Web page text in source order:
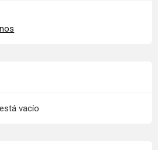
vacío